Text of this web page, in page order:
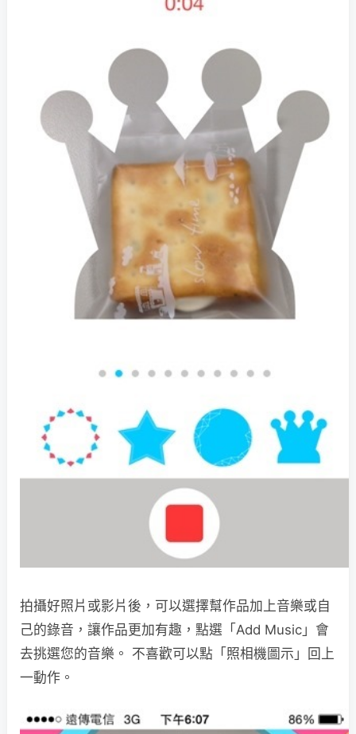
拍攝好照片或影片後，可以選擇幫作品加上音樂或自
己的錄音，讓作品更加有趣，點選「Add Music」會
去挑選您的音樂。 不喜歡可以點「照相機圖示」回上
一動作。